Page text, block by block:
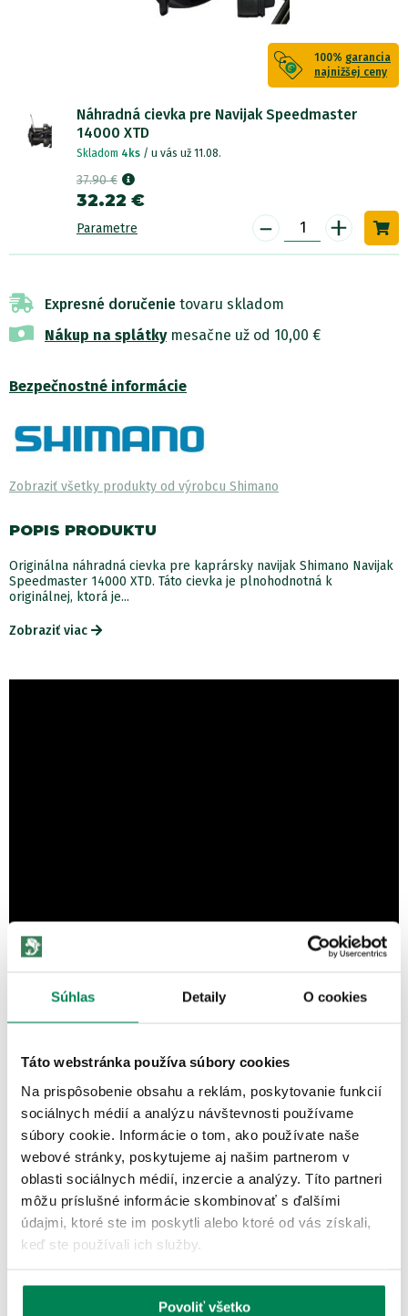
Súhlas Detaily O cookies
Táto webstránka používa súbory cookies
Na prispôsobenie obsahu a reklám, poskytovanie funkcií
sociálnych médií a analýzu návštevnosti používame
súbory cookie. Informácie o tom, ako používate naše
webové stránky, poskytujeme aj našim partnerom v
oblasti sociálnych médií, inzercie a analýzy. Títo partneri
môžu príslušné informácie skombinovať s ďalšími
údajmi, ktoré ste im poskytli alebo ktoré od vás získali,
keď ste používali ich služby.
Povoliť všetko
100% garancia
najnižšej ceny
Náhradná cievka pre Navijak Speedmaster
14000 XTD
Skladom 4ks / u vás už 11.08.
37.90 €
32.22 €
Parametre - +
Expresné doručenie tovaru skladom
Nákup na splátkymesačne už od 10,00 €
Bezpečnostné informácie
Zobraziť všetky produkty od výrobcu Shimano
POPIS PRODUKTU
Originálna náhradná cievka pre kaprársky navijak Shimano Navijak
Speedmaster 14000 XTD. Táto cievka je plnohodnotná k
originálnej, ktorá je...
Zobraziť viac
ĎALŠIE PRODUKTY TEJ ISTEJ
ZNAČKY
Zľava -190.00€
2 varianty